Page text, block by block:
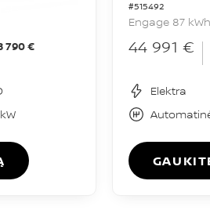
790 €
#515492
Engage 87 kWh
44 991 €
Elektra